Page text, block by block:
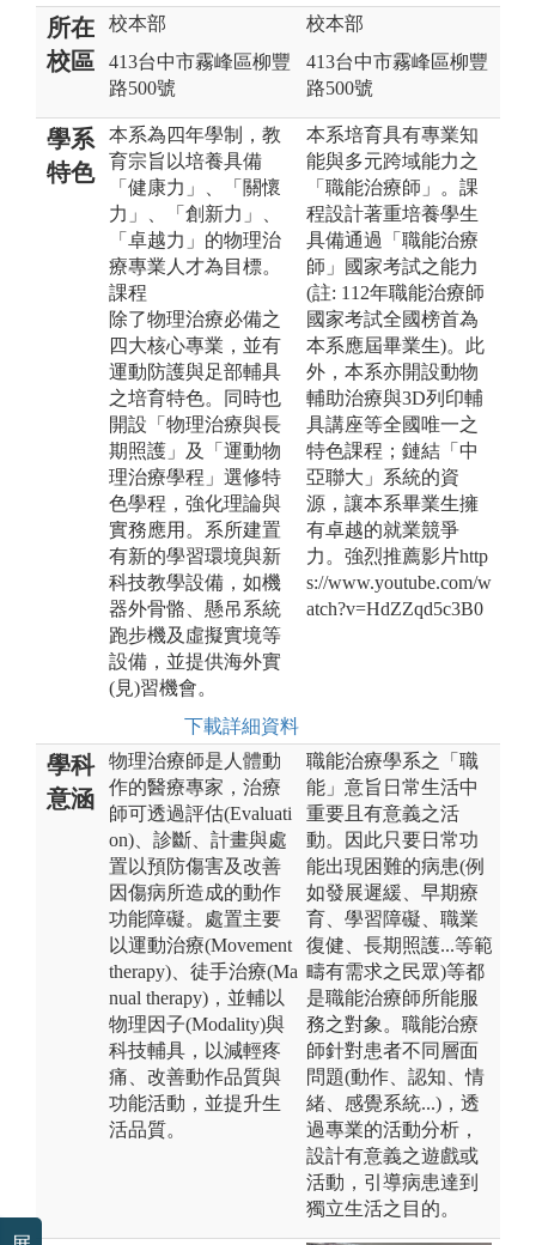
所在
校區
校本部
413台中市霧峰區柳豐
路500號
校本部
413台中市霧峰區柳豐
路500號
學系
特色
本系為四年學制，教
育宗旨以培養具備
「健康力」、「關懷
力」、「創新力」、
「卓越力」的物理治
療專業人才為目標。
課程
除了物理治療必備之
四大核心專業，並有
運動防護與足部輔具
之培育特色。同時也
開設「物理治療與長
期照護」及「運動物
理治療學程」選修特
色學程，強化理論與
實務應用。系所建置
有新的學習環境與新
科技教學設備，如機
器外骨骼、懸吊系統
跑步機及虛擬實境等
設備，並提供海外實
(見)習機會。
下載詳細資料
本系培育具有專業知
能與多元跨域能力之
「職能治療師」。課
程設計著重培養學生
具備通過「職能治療
師」國家考試之能力
(註: 112年職能治療師
國家考試全國榜首為
本系應屆畢業生)。此
外，本系亦開設動物
輔助治療與3D列印輔
具講座等全國唯一之
特色課程；鏈結「中
亞聯大」系統的資
源，讓本系畢業生擁
有卓越的就業競爭
力。強烈推薦影片http
s://www.youtube.com/w
atch?v=HdZZqd5c3B0
學科
意涵
物理治療師是人體動
作的醫療專家，治療
師可透過評估(Evaluati
on)、診斷、計畫與處
置以預防傷害及改善
因傷病所造成的動作
功能障礙。處置主要
以運動治療(Movement
therapy)、徒手治療(Ma
nual therapy)，並輔以
物理因子(Modality)與
科技輔具，以減輕疼
痛、改善動作品質與
功能活動，並提升生
活品質。
職能治療學系之「職
能」意旨日常生活中
重要且有意義之活
動。因此只要日常功
能出現困難的病患(例
如發展遲緩、早期療
育、學習障礙、職業
復健、長期照護...等範
疇有需求之民眾)等都
是職能治療師所能服
務之對象。職能治療
師針對患者不同層面
問題(動作、認知、情
緒、感覺系統...)，透
過專業的活動分析，
設計有意義之遊戲或
活動，引導病患達到
獨立生活之目的。